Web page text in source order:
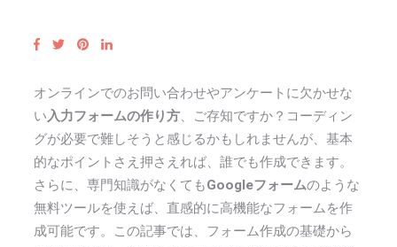
オンラインでのお問い合わせやアンケートに欠かせな
い入力フォームの作り方、ご存知ですか？コーディン
グが必要で難しそうと感じるかもしれませんが、基本
的なポイントさえ押さえれば、誰でも作成できます。
さらに、専門知識がなくてもGoogleフォームのような
無料ツールを使えば、直感的に高機能なフォームを作
成可能です。この記事では、フォーム作成の基礎から